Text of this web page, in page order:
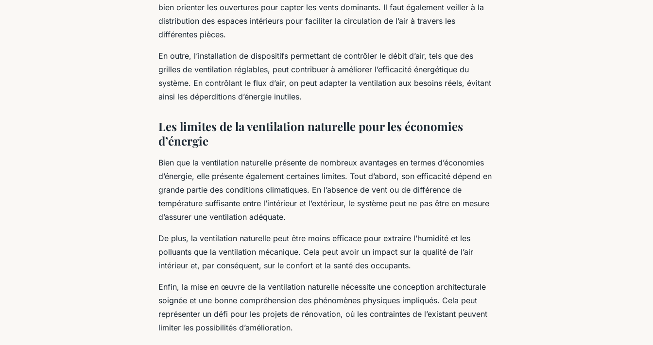
bien orienter les ouvertures pour capter les vents dominants. Il faut également veiller à la
distribution des espaces intérieurs pour faciliter la circulation de l’air à travers les
différentes pièces.
En outre, l’installation de dispositifs permettant de contrôler le débit d’air, tels que des
grilles de ventilation réglables, peut contribuer à améliorer l’efficacité énergétique du
système. En contrôlant le flux d’air, on peut adapter la ventilation aux besoins réels, évitant
ainsi les déperditions d’énergie inutiles.
Les limites de la ventilation naturelle pour les économies
d’énergie
Bien que la ventilation naturelle présente de nombreux avantages en termes d’économies
d’énergie, elle présente également certaines limites. Tout d’abord, son efficacité dépend en
grande partie des conditions climatiques. En l’absence de vent ou de différence de
température suffisante entre l’intérieur et l’extérieur, le système peut ne pas être en mesure
d’assurer une ventilation adéquate.
De plus, la ventilation naturelle peut être moins efficace pour extraire l’humidité et les
polluants que la ventilation mécanique. Cela peut avoir un impact sur la qualité de l’air
intérieur et, par conséquent, sur le confort et la santé des occupants.
Enfin, la mise en œuvre de la ventilation naturelle nécessite une conception architecturale
soignée et une bonne compréhension des phénomènes physiques impliqués. Cela peut
représenter un défi pour les projets de rénovation, où les contraintes de l’existant peuvent
limiter les possibilités d’amélioration.